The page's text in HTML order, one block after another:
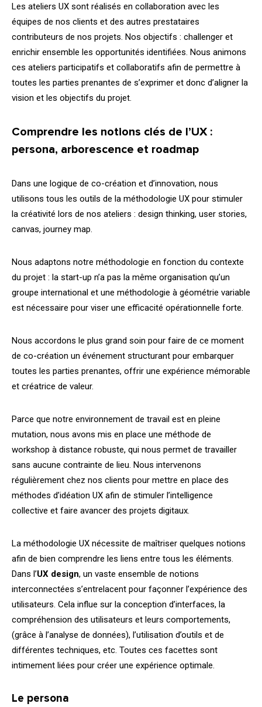
Les ateliers UX sont réalisés en collaboration avec les
équipes de nos clients et des autres prestataires
contributeurs de nos projets. Nos objectifs : challenger et
enrichir ensemble les opportunités identifiées. Nous animons
ces ateliers participatifs et collaboratifs afin de permettre à
toutes les parties prenantes de s’exprimer et donc d’aligner la
vision et les objectifs du projet.
Comprendre les notions clés de l’UX :
persona, arborescence et roadmap
Dans une logique de co-création et d’innovation, nous
utilisons tous les outils de la méthodologie UX pour stimuler
la créativité lors de nos ateliers : design thinking, user stories,
canvas, journey map.
Nous adaptons notre méthodologie en fonction du contexte
du projet : la start-up n’a pas la même organisation qu’un
groupe international et une méthodologie à géométrie variable
est nécessaire pour viser une efficacité opérationnelle forte.
Nous accordons le plus grand soin pour faire de ce moment
de co-création un événement structurant pour embarquer
toutes les parties prenantes, offrir une expérience mémorable
et créatrice de valeur.
Parce que notre environnement de travail est en pleine
mutation, nous avons mis en place une méthode de
workshop à distance robuste, qui nous permet de travailler
sans aucune contrainte de lieu. Nous intervenons
régulièrement chez nos clients pour mettre en place des
méthodes d’idéation UX afin de stimuler l’intelligence
collective et faire avancer des projets digitaux.
La méthodologie UX nécessite de maîtriser quelques notions
afin de bien comprendre les liens entre tous les éléments.
Dans l’UX design, un vaste ensemble de notions
interconnectées s’entrelacent pour façonner l’expérience des
utilisateurs. Cela influe sur la conception d’interfaces, la
compréhension des utilisateurs et leurs comportements,
(grâce à l’analyse de données), l’utilisation d’outils et de
différentes techniques, etc. Toutes ces facettes sont
intimement liées pour créer une expérience optimale.
Le persona